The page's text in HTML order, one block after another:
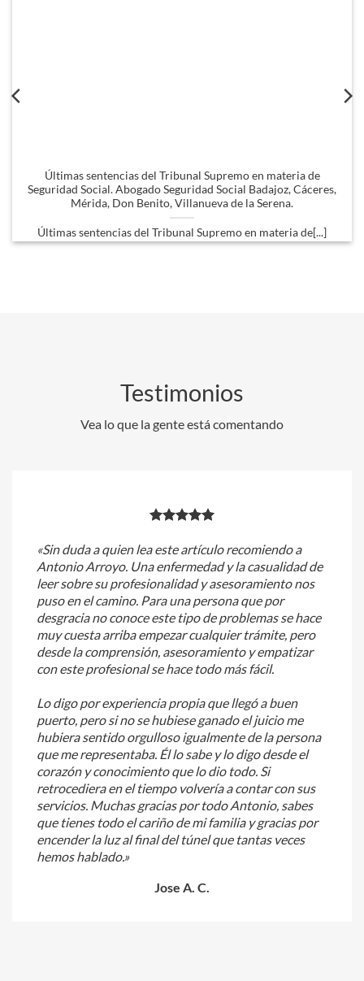
Últimas sentencias del Tribunal Supremo en materia de
Seguridad Social. Abogado Seguridad Social Badajoz, Cáceres,
Mérida, Don Benito, Villanueva de la Serena.
Últimas sentencias del Tribunal Supremo en materia de[...]
Testimonios
Vea lo que la gente está comentando
«Sin duda a quien lea este artículo recomiendo a
Antonio Arroyo. Una enfermedad y la casualidad de
leer sobre su profesionalidad y asesoramiento nos
puso en el camino. Para una persona que por
desgracia no conoce este tipo de problemas se hace
muy cuesta arriba empezar cualquier trámite, pero
desde la comprensión, asesoramiento y empatizar
con este profesional se hace todo más fácil.
Lo digo por experiencia propia que llegó a buen
puerto, pero si no se hubiese ganado el juicio me
hubiera sentido orgulloso igualmente de la persona
que me representaba. Él lo sabe y lo digo desde el
corazón y conocimiento que lo dio todo. Si
retrocediera en el tiempo volvería a contar con sus
servicios. Muchas gracias por todo Antonio, sabes
que tienes todo el cariño de mi familia y gracias por
encender la luz al final del túnel que tantas veces
hemos hablado.»
Jose A. C.